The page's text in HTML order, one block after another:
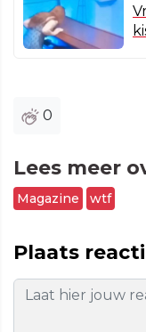
0
Lees meer
Magazine wtf
Plaats